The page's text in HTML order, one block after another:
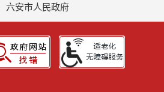
六安市人民政府